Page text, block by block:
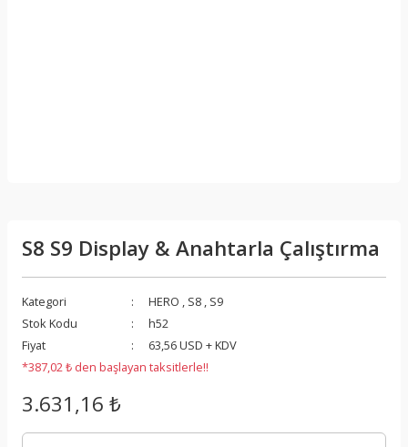
S8 S9 Display & Anahtarla Çalıştırma
Kategori HERO , S8 , S9
Stok Kodu
h52
Fiyat
63,56 USD + KDV
*387,02 ₺ den başlayan taksitlerle!!
3.631,16 ₺